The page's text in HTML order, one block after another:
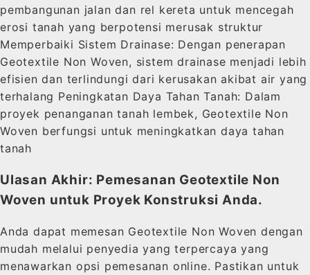
pembangunan jalan dan rel kereta untuk mencegah
erosi tanah yang berpotensi merusak struktur
Memperbaiki Sistem Drainase: Dengan penerapan
Geotextile Non Woven, sistem drainase menjadi lebih
efisien dan terlindungi dari kerusakan akibat air yang
terhalang Peningkatan Daya Tahan Tanah: Dalam
proyek penanganan tanah lembek, Geotextile Non
Woven berfungsi untuk meningkatkan daya tahan
tanah
Ulasan Akhir: Pemesanan Geotextile Non
Woven untuk Proyek Konstruksi Anda.
Anda dapat memesan Geotextile Non Woven dengan
mudah melalui penyedia yang terpercaya yang
menawarkan opsi pemesanan online. Pastikan untuk